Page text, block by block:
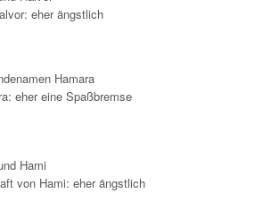
eher ängstlich
Hamara
eher eine Spaßbremse
Hami
von Hami: eher ängstlich